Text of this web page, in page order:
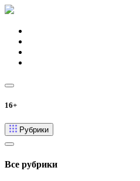
16+
Рубрики
Все рубрики